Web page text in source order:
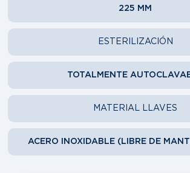
225 MM
ESTERILIZACIÓN
TOTALMENTE
MATERIAL LLAVES
ACERO INOXIDABLE (LIBRE DE